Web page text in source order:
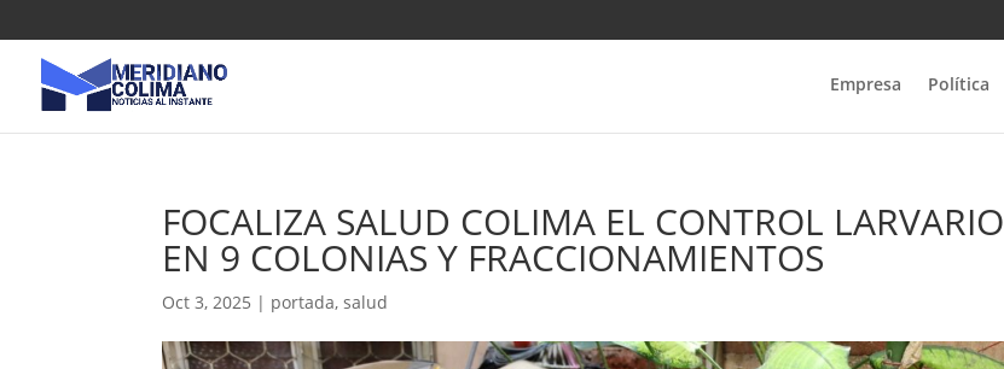
Empresa Política
FOCALIZA SALUD COLIMA EL CONTROL LARVARIO
EN 9 COLONIAS Y FRACCIONAMIENTOS
Oct 3, 2025 | portada,salud